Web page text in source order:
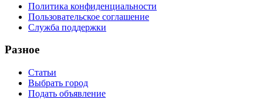
Политика конфиденциальности
Пользовательское соглашение
Служба поддержки
Разное
Статьи
Выбрать город
Подать объявление